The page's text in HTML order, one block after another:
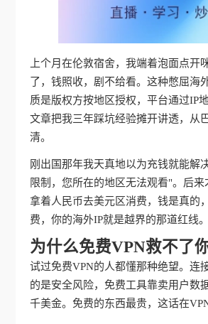
上个月在伦敦宿舍，我端着泡面点
了，钱照收，剧不给看。这种憋屈
质是版权方按地区授权，平台通过IP
文章把我三年踩坑经验摊开讲透，从
清。
刚出国那年我天真地以为充钱就能解
限制，您所在的地区无法观看"。后
拿着人民币去美元区消费，钱是真的
费，你的海外IP就是越界的那道红线。
为什么免费VPN救不了
试过免费VPN的人都懂那种绝望。连
的是安全风险，免费工具靠卖用户数
千美金。免费的东西最贵，这话在